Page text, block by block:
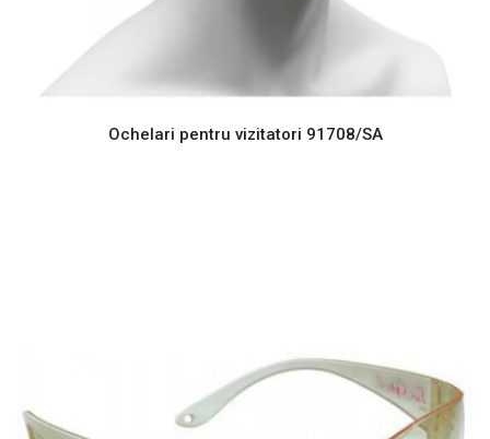
Ochelari pentru vizitatori 91708/SA